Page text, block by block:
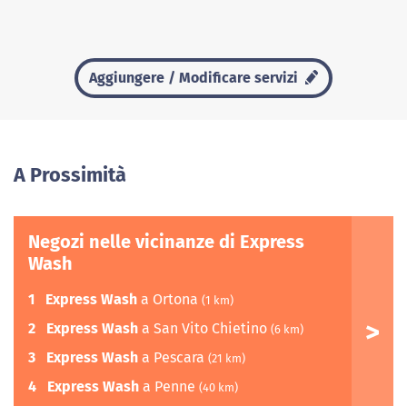
Aggiungere / Modificare servizi
A Prossimità
Negozi nelle vicinanze di Express
Wash
1 Express Wash a Ortona (1 km)
2 Express Wash a San Vito Chietino (6 km)
3 Express Wash a Pescara (21 km)
4 Express Wash a Penne (40 km)